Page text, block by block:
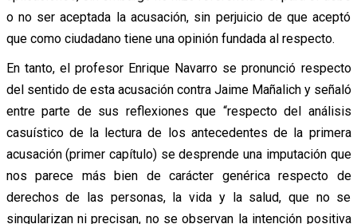
o no ser aceptada la acusación, sin perjuicio de que aceptó
que como ciudadano tiene una opinión fundada al respecto.
En tanto, el profesor Enrique Navarro se pronunció respecto
del sentido de esta acusación contra Jaime Mañalich y señaló
entre parte de sus reflexiones que “respecto del análisis
casuístico de la lectura de los antecedentes de la primera
acusación (primer capítulo) se desprende una imputación que
nos parece más bien de carácter genérica respecto de
derechos de las personas, la vida y la salud, que no se
singularizan ni precisan, no se observan la intención positiva